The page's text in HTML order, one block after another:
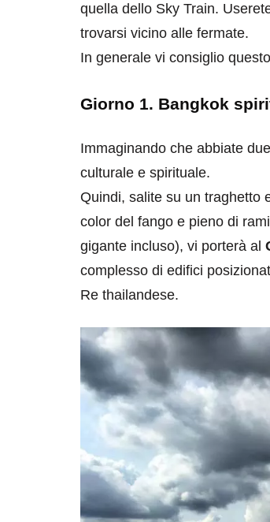
quella dello Sky Train.
trovarsi vicino alle fermate.
In generale vi consiglio
Giorno 1. Bangkok
Immaginando che abbiate
culturale e spirituale.
Quindi, salite su un traghetto
color del fango e pieno di
gigante incluso), vi porterà al
complesso di edifici
Re thailandese.
il Louvre in